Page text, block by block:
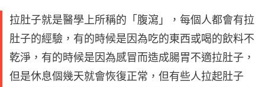
拉肚子就是醫學上所稱的「腹瀉」，每個人都會有拉
肚子的經驗，有的時候是因為吃的東西或喝的飲料不
乾淨，有的時候是因為感冒而造成腸胃不適拉肚子，
但是休息個幾天就會恢復正常，但有些人拉起肚子